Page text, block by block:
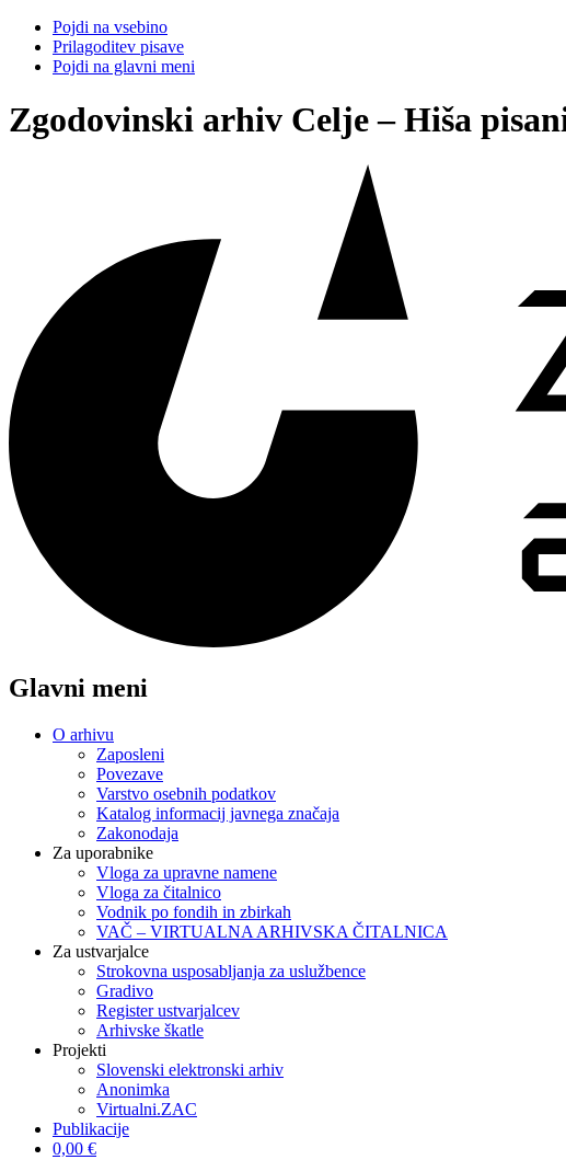
Pojdi na vsebino
Prilagoditev pisave
Pojdi na glavni meni
Zgodovinski arhiv Celje – Hiša
Glavni meni
O arhivu
Zaposleni
Povezave
Varstvo osebnih podatkov
Katalog informacij javnega značaja
Zakonodaja
Za uporabnike
Vloga za upravne namene
Vloga za čitalnico
Vodnik po fondih in zbirkah
VAČ – VIRTUALNA ARHIVSKA ČITALNICA
Za ustvarjalce
Strokovna usposabljanja za uslužbence
Gradivo
Register ustvarjalcev
Arhivske škatle
Projekti
Slovenski elektronski arhiv
Anonimka
Virtualni.ZAC
Publikacije
0,00 €